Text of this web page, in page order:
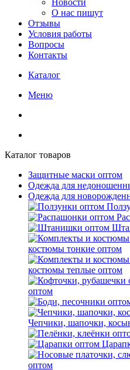
Новости
О нас пишут
Отзывы
Условия работы
Вопросы
Контакты
Каталог
Меню
Каталог товаров
Защитные маски оптом
Одежда для
Одежда для
костюмы тонкие оптом
костюмы теплые оптом
оптом
Чепчики, шапочки,